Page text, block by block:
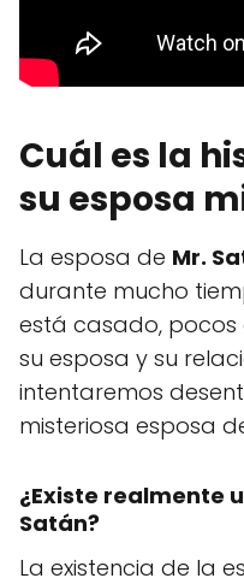
Cuál es la
su esposa
La esposa de Mr.
durante mucho
está casado,
su esposa y su
intentaremos
misteriosa esposa
¿Existe realmente
Satán?
La existencia de la